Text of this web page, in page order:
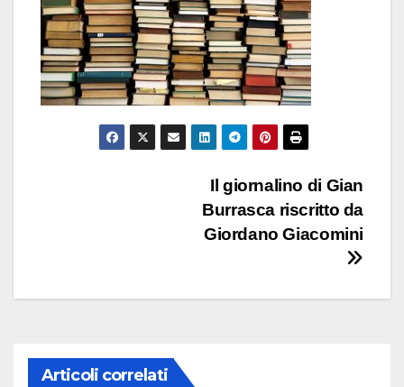
Il giornalino di Gian
Burrasca riscritto da
Giordano Giacomini
Articoli correlati